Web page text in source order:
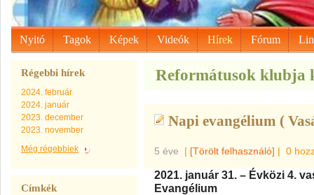
Nyitó Tagok Képek Videók Hírek Fórum
Régebbi hírek
2024. február
2024. január
2023. december
2023. november
Még régebbiek
Címkék
Reformátusok klubja
Napi evangélium (
5 éve | [Törölt felhasználó] | 0
2021. január 31. – Évközi 4.
Evangélium